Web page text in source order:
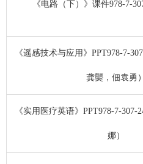
《电路（下）》课件978-7-
《遥感技术与应用》PPT978-7-
龚龑，佃袁勇）
《实用医疗英语》PPT978-7-307-
娜）